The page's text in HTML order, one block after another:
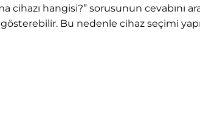
cihazı hangisi?” sorusunun cevabını
Bu nedenle cihaz seçimi